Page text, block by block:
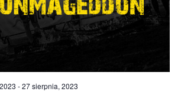
-27 sierpnia, 2023